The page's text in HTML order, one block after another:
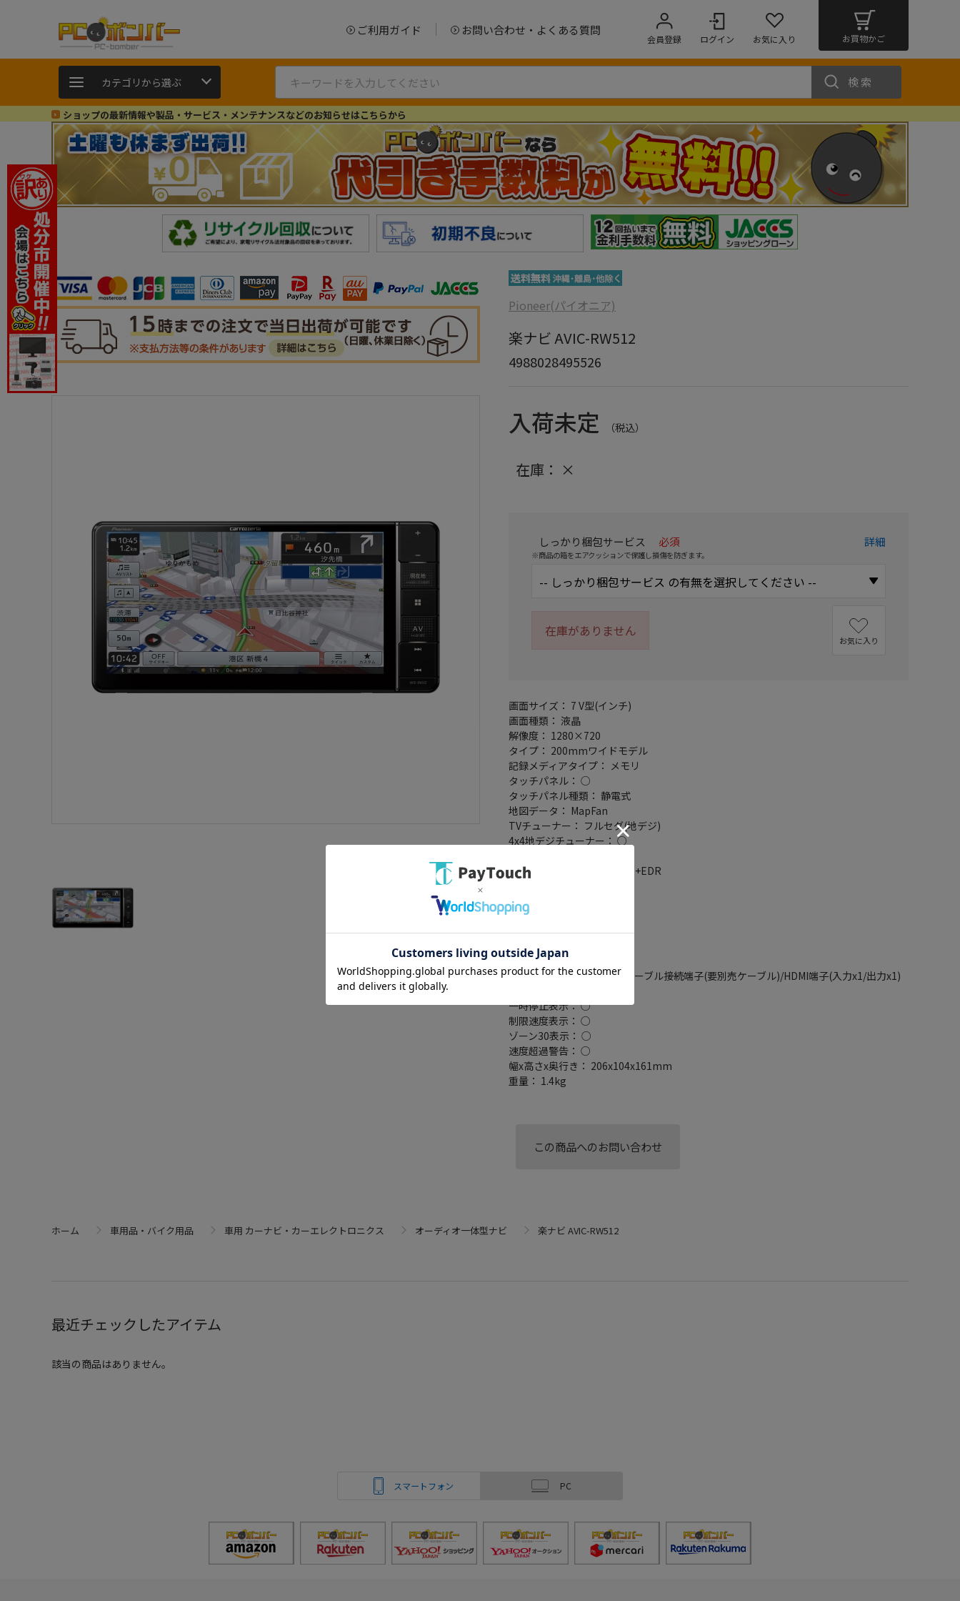
ご利用ガイド お問い合わせ・よくある質問
会員登録 ログイン お気に入り お買物かご
カテゴリから選ぶ 検索
ショップの最新情報や製品・サービス・メンテナンスなどのお知らせはこちらから
Pioneer(パイオニア)
楽ナビ AVIC-RW512
4988028495526
入荷未定 （税込）
在庫： ×
しっかり梱包サービス 必須
※商品の箱をエアクッションで保護し損傷を防ぎます。
詳細
在庫がありません
お気に入り
画面サイズ： 7 V型(インチ)
画面種類： 液晶
解像度： 1280×720
タイプ： 200mmワイドモデル
記録メディアタイプ： メモリ
タッチパネル： ○
タッチパネル種類： 静電式
地図データ： MapFan
TVチューナー： フルセグ(地デジ)
4x4地デジチューナー： ○
Bluetooth： Bluetooth 4.2+EDR
ワイドFM： ○
VICSWIDE： ○
VICS： ○
スマートIC考慮検索： ○
ミラーリング対応： ○
接続端子： USB端子/USBケーブル接続端子(要別売ケーブル)/HDMI端子(入力x1/出力x1)
一時停止表示： ○
制限速度表示： ○
ゾーン30表示： ○
速度超過警告： ○
幅x高さx奥行き： 206x104x161mm
重量： 1.4kg
この商品へのお問い合わせ
ホーム 車用品・バイク用品 車用 カーナビ・カーエレクトロニクス オーディオ一体型ナビ 楽ナビ AVIC-RW512
最近チェックしたアイテム
該当の商品はありません。
スマートフォン PC